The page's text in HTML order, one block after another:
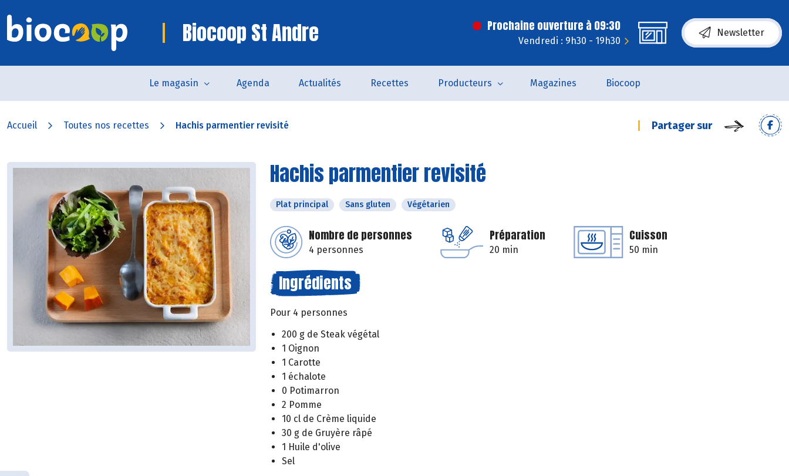
Biocoop St Andre Prochaine ouverture à 09:30
Vendredi : 9h30 - 19h30
Newsletter
Le magasin Agenda Actualités Recettes Producteurs Magazines Biocoop
Accueil Toutes nos recettes Hachis parmentier revisité Partager sur
Hachis parmentier revisité
Plat principal Sans gluten Végétarien
Nombre de personnes
4 personnes
Préparation
20 min
Cuisson
50 min
Ingrédients
Pour 4 personnes
200 g de Steak végétal
1 Oignon
1 Carotte
1 échalote
0 Potimarron
2 Pomme
10 cl de Crème liquide
30 g de Gruyère râpé
1 Huile d'olive
Sel